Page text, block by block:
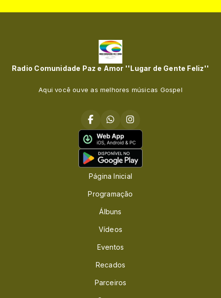
Radio Comunidade Paz e Amor ''Lugar de Gente Feliz''
Aqui você ouve as melhores músicas Gospel
Página Inicial
Programação
Álbuns
Vídeos
Eventos
Recados
Parceiros